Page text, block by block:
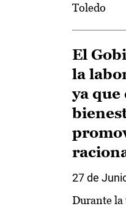
Toledo
El
la
ya
27 de
Durante la